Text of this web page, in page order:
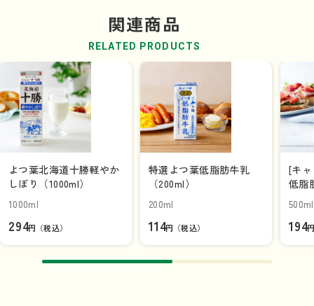
関連商品
RELATED PRODUCTS
よつ葉北海道十勝軽やか
しぼり（1000ml）
1000ml
294円（税込）
特選よつ葉低脂肪牛乳
（200ml）
200ml
114円（税込）
[キ
低脂
500ml
194